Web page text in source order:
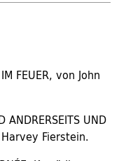
FEUER, von John
UND
Harvey Fierstein.